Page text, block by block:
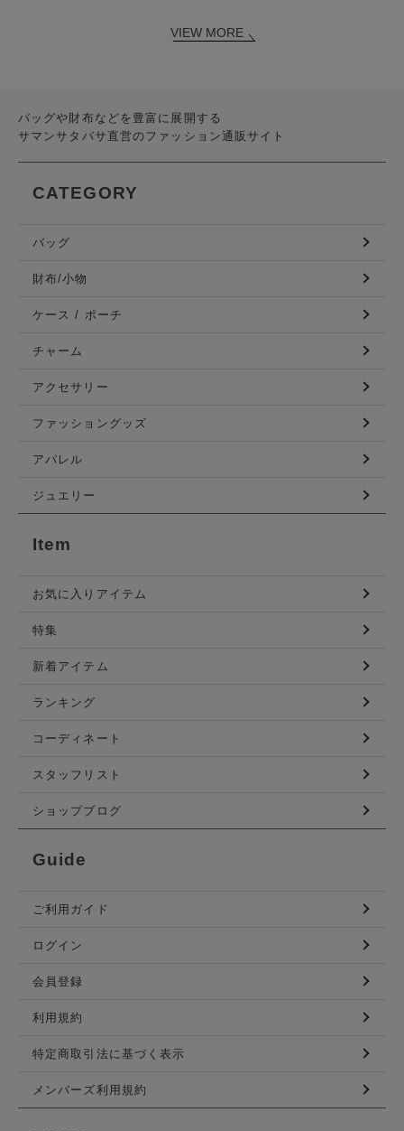
VIEW MORE
バッグや財布などを豊富に展開する
サマンサタバサ直営のファッション通販サイト
CATEGORY
バッグ
財布/小物
ケース / ポーチ
チャーム
アクセサリー
ファッショングッズ
アパレル
ジュエリー
Item
お気に入りアイテム
特集
新着アイテム
ランキング
コーディネート
スタッフリスト
ショップブログ
Guide
ご利用ガイド
ログイン
会員登録
利用規約
特定商取引法に基づく表示
メンバーズ利用規約